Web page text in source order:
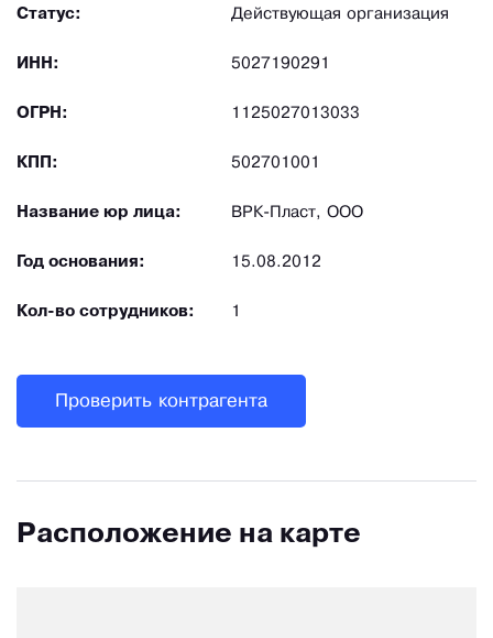
Статус: Действующая организация
ИНН: 5027190291
ОГРН: 1125027013033
КПП: 502701001
Название юр лица: ВРК-Пласт, ООО
Год основания: 15.08.2012
Кол-во сотрудников: 1
Проверить контрагента
Расположение на карте